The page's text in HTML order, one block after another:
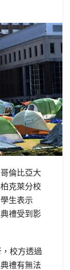
倫比亞大
克萊分校
生表示
禮受到影
校方透過
禮有無法